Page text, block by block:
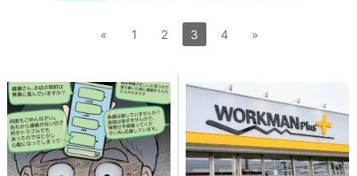
« 1 2 3 4 »